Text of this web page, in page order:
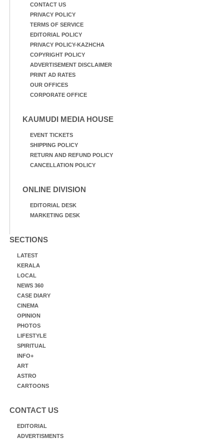
CONTACT US
PRIVACY POLICY
TERMS OF SERVICE
EDITORIAL POLICY
PRIVACY POLICY-KAZHCHA
COPYRIGHT POLICY
ADVERTISEMENT DISCLAIMER
PRINT AD RATES
OUR OFFICES
CORPORATE OFFICE
KAUMUDI MEDIA HOUSE
EVENT TICKETS
SHIPPING POLICY
RETURN AND REFUND POLICY
CANCELLATION POLICY
ONLINE DIVISION
EDITORIAL DESK
MARKETING DESK
SECTIONS
LATEST
KERALA
LOCAL
NEWS 360
CASE DIARY
CINEMA
OPINION
PHOTOS
LIFESTYLE
SPIRITUAL
INFO+
ART
ASTRO
CARTOONS
CONTACT US
EDITORIAL
ADVERTISMENTS